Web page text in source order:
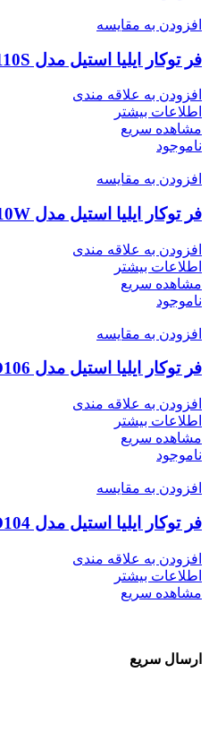
افزودن به مقایسه
فر توکار ایلیا استیل مدل IO110S
افزودن به علاقه مندی
اطلاعات بیشتر
مشاهده سریع
ناموجود
افزودن به مقایسه
فر توکار ایلیا استیل مدل IO110W
افزودن به علاقه مندی
اطلاعات بیشتر
مشاهده سریع
ناموجود
افزودن به مقایسه
فر توکار ایلیا استیل مدل IO106
افزودن به علاقه مندی
اطلاعات بیشتر
مشاهده سریع
ناموجود
افزودن به مقایسه
فر توکار ایلیا استیل مدل IO104
افزودن به علاقه مندی
اطلاعات بیشتر
مشاهده سریع
ارسال سریع